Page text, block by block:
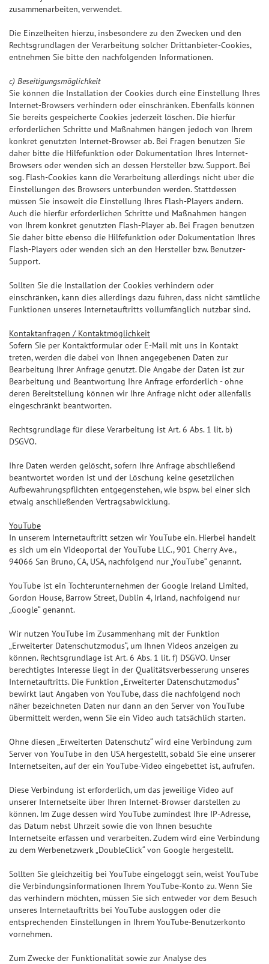
zusammenarbeiten, verwendet.
Die Einzelheiten hierzu, insbesondere zu den Zwecken und den
Rechtsgrundlagen der Verarbeitung solcher Drittanbieter-Cookies,
entnehmen Sie bitte den nachfolgenden Informationen.
c) Beseitigungsmöglichkeit
Sie können die Installation der Cookies durch eine Einstellung Ihres
Internet-Browsers verhindern oder einschränken. Ebenfalls können
Sie bereits gespeicherte Cookies jederzeit löschen. Die hierfür
erforderlichen Schritte und Maßnahmen hängen jedoch von Ihrem
konkret genutzten Internet-Browser ab. Bei Fragen benutzen Sie
daher bitte die Hilfefunktion oder Dokumentation Ihres Internet-
Browsers oder wenden sich an dessen Hersteller bzw. Support. Bei
sog. Flash-Cookies kann die Verarbeitung allerdings nicht über die
Einstellungen des Browsers unterbunden werden. Stattdessen
müssen Sie insoweit die Einstellung Ihres Flash-Players ändern.
Auch die hierfür erforderlichen Schritte und Maßnahmen hängen
von Ihrem konkret genutzten Flash-Player ab. Bei Fragen benutzen
Sie daher bitte ebenso die Hilfefunktion oder Dokumentation Ihres
Flash-Players oder wenden sich an den Hersteller bzw. Benutzer-
Support.
Sollten Sie die Installation der Cookies verhindern oder
einschränken, kann dies allerdings dazu führen, dass nicht sämtliche
Funktionen unseres Internetauftritts vollumfänglich nutzbar sind.
Kontaktanfragen / Kontaktmöglichkeit
Sofern Sie per Kontaktformular oder E-Mail mit uns in Kontakt
treten, werden die dabei von Ihnen angegebenen Daten zur
Bearbeitung Ihrer Anfrage genutzt. Die Angabe der Daten ist zur
Bearbeitung und Beantwortung Ihre Anfrage erforderlich - ohne
deren Bereitstellung können wir Ihre Anfrage nicht oder allenfalls
eingeschränkt beantworten.
Rechtsgrundlage für diese Verarbeitung ist Art. 6 Abs. 1 lit. b)
DSGVO.
Ihre Daten werden gelöscht, sofern Ihre Anfrage abschließend
beantwortet worden ist und der Löschung keine gesetzlichen
Aufbewahrungspflichten entgegenstehen, wie bspw. bei einer sich
etwaig anschließenden Vertragsabwicklung.
YouTube
In unserem Internetauftritt setzen wir YouTube ein. Hierbei handelt
es sich um ein Videoportal der YouTube LLC., 901 Cherry Ave.,
94066 San Bruno, CA, USA, nachfolgend nur „YouTube“ genannt.
YouTube ist ein Tochterunternehmen der Google Ireland Limited,
Gordon House, Barrow Street, Dublin 4, Irland, nachfolgend nur
„Google“ genannt.
Wir nutzen YouTube im Zusammenhang mit der Funktion
„Erweiterter Datenschutzmodus“, um Ihnen Videos anzeigen zu
können. Rechtsgrundlage ist Art. 6 Abs. 1 lit. f) DSGVO. Unser
berechtigtes Interesse liegt in der Qualitätsverbesserung unseres
Internetauftritts. Die Funktion „Erweiterter Datenschutzmodus“
bewirkt laut Angaben von YouTube, dass die nachfolgend noch
näher bezeichneten Daten nur dann an den Server von YouTube
übermittelt werden, wenn Sie ein Video auch tatsächlich starten.
Ohne diesen „Erweiterten Datenschutz“ wird eine Verbindung zum
Server von YouTube in den USA hergestellt, sobald Sie eine unserer
Internetseiten, auf der ein YouTube-Video eingebettet ist, aufrufen.
Diese Verbindung ist erforderlich, um das jeweilige Video auf
unserer Internetseite über Ihren Internet-Browser darstellen zu
können. Im Zuge dessen wird YouTube zumindest Ihre IP-Adresse,
das Datum nebst Uhrzeit sowie die von Ihnen besuchte
Internetseite erfassen und verarbeiten. Zudem wird eine Verbindung
zu dem Werbenetzwerk „DoubleClick“ von Google hergestellt.
Sollten Sie gleichzeitig bei YouTube eingeloggt sein, weist YouTube
die Verbindungsinformationen Ihrem YouTube-Konto zu. Wenn Sie
das verhindern möchten, müssen Sie sich entweder vor dem Besuch
unseres Internetauftritts bei YouTube ausloggen oder die
entsprechenden Einstellungen in Ihrem YouTube-Benutzerkonto
vornehmen.
Zum Zwecke der Funktionalität sowie zur Analyse des